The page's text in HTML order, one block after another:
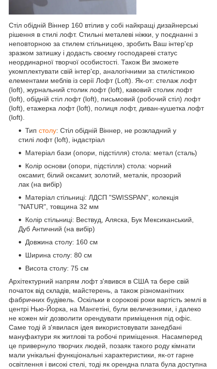
Стіл обідній Віннер 160 втілив у собі найкращі дизайнерські
рішення в стилі лофт. Стильні металеві ніжки, у поєднанні з
неповторною за стилем стільницею, зробить Ваш інтер'єр
зразком затишку і додасть своєму господареві статус
неординарної творчої особистості. Також Ви зможете
укомплектувати свій інтер'єр, аналогічними за стилістикою
елементами меблів із серії Лофт (Loft). Як-от: стелаж лофт
(loft), журнальний столик лофт (loft), кавовий столик лофт
(loft), обідній стіл лофт (loft), письмовий (робочий стіл) лофт
(loft), етажерка лофт (loft), полиця лофт, диван-кушетка лофт
(loft).
Тип столу: Стіл обідній Віннер, не розкладний у
стилі лофт (loft), індастріал
Матеріал бази (опори, підстілля) стола: метал (сталь)
Колір основи (опори, підстілля) стола: чорний
оксамит, білий оксамит, золотий, металік, прозорий
лак (на вибір)
Матеріал стільниці: ЛДСП "SWISSPAN", колекція
"NATUR", товщина 32 мм
Колір стільниці: Вествуд, Аляска, Бук Мексиканський,
Дуб Античний (на вибір)
Довжина столу: 160 см
Ширина столу: 80 см
Висота столу: 75 см
Архітектурний напрям лофт з'явився в США та бере свій
початок від складів, майстерень, а також різноманітних
фабричних будівель. Оскільки в сорокові роки вартість землі в
центрі Нью-Йорка, на Мангетіні, були величезними, і далеко
не кожен міг дозволити орендувати приміщення під офіс.
Саме тоді й з'явилася ідея використовувати занедбані
мануфактури як житлові та робочі приміщення. Насамперед
це привернуло творчих людей, позаяк такого роду кімнати
мали унікальні функціональні характеристики, як-от гарне
освітлення і високі стелі, тоді як орендна плата була доступна